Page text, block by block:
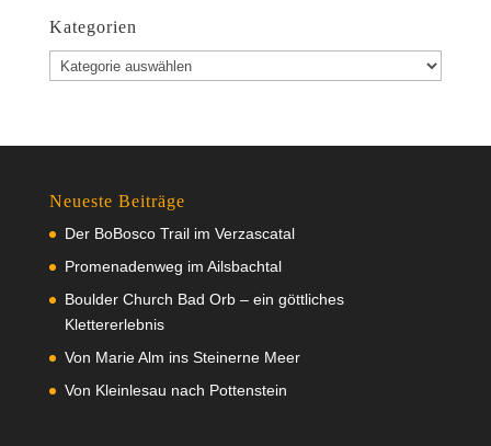
Kategorien
Kategorien
Neueste Beiträge
Der BoBosco Trail im Verzascatal
Promenadenweg im Ailsbachtal
Boulder Church Bad Orb – ein göttliches
Klettererlebnis
Von Marie Alm ins Steinerne Meer
Von Kleinlesau nach Pottenstein